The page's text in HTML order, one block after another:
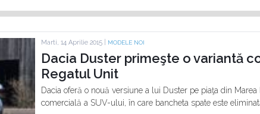
Marti, 14 Aprilie 2015 | MODELE NOI
Dacia Duster primeşte o variantă
Regatul Unit
Dacia oferă o nouă versiune a lui Duster pe piaţa din
comercială a SUV-ului, în care bancheta spate este